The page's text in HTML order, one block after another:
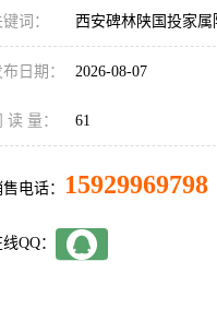
词： 西安碑林陕国投家
日期： 2026-08-07
读 量： 61
电话： 15929969798
QQ：